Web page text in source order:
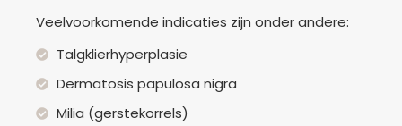
Veelvoorkomende indicaties zijn onder andere:
Talgklierhyperplasie
Dermatosis papulosa nigra
Milia (gerstekorrels)